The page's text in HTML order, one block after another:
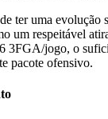
ter uma evolução
um respeitável
3FGA/jogo, o
pacote ofensivo.